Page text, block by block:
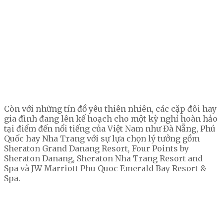
Còn với những tín đồ yêu thiên nhiên, các cặp đôi hay
gia đình đang lên kế hoạch cho một kỳ nghỉ hoàn hảo
tại điểm đến nổi tiếng của Việt Nam như Đà Nẵng, Phú
Quốc hay Nha Trang với sự lựa chọn lý tưởng gồm
Sheraton Grand Danang Resort, Four Points by
Sheraton Danang, Sheraton Nha Trang Resort and
Spa và JW Marriott Phu Quoc Emerald Bay Resort &
Spa.